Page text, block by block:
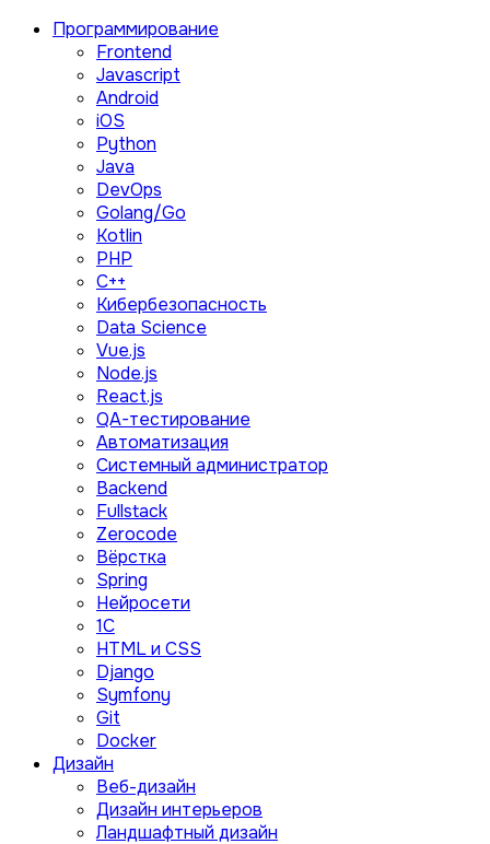
Программирование
Frontend
Javascript
Android
iOS
Python
Java
DevOps
Golang/Go
Kotlin
PHP
C++
Кибербезопасность
Data Science
Vue.js
Node.js
React.js
QA-тестирование
Автоматизация
Системный администратор
Backend
Fullstack
Zerocode
Вёрстка
Spring
Нейросети
1C
HTML и CSS
Django
Symfony
Git
Docker
Дизайн
Веб-дизайн
Дизайн интерьеров
Ландшафтный дизайн